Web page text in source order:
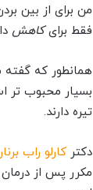
من برای از بین
فقط برایکاهش
همانطور که گفته
بسیار محبوب تر
تیره دارند.
دکترکارلو راب
مکرر پس از درمان